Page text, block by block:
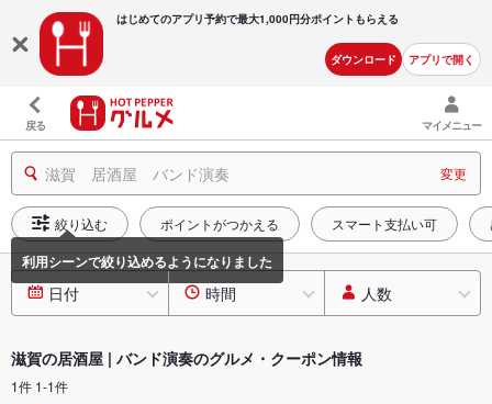
はじめてのアプリ予約で最大1,000円分ポイントもらえる
ダウンロード アプリで開く
戻る マイメニュー
滋賀 居酒屋 バンド演奏 変更
絞り込む ポイントがつかえる スマート支払い可
日付 時間 人数
滋賀の居酒屋 | バンド演奏のグルメ・クーポン情報
1件 1-1件